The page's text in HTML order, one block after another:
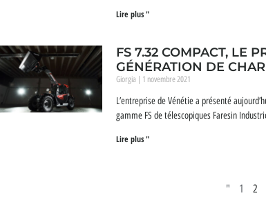
Lire plus "
FS 7.32 COMPACT, LE
GÉNÉRATION DE
Giorgia 1 novembre 2021
L’entreprise de Vénétie a présenté
gamme FS de télescopiques Faresin
Lire plus "
" 1 2